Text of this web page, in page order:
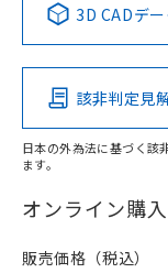
Pb
在庫等で未対応
問い合わせくださ
その他の
3D CADデー
該非判定見
日本の外為法に基づく該
ます。
オンライン購入
販売価格（税込）
り、2022
す。